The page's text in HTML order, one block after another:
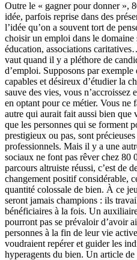
Outre le « gagner pour donner »,
idée, parfois reprise dans des
l’idée qu’on a souvent tort de
choisir un emploi dans le domaine
éducation, associations
vaut quand il y a pléthore de
d’emploi. Supposons par
capables et désireux d’étudier la
sauve des vies, vous n’accroissez
en optant pour ce métier. Vous ne
autre qui aurait fait aussi bien que
que les personnes qui se forment
prestigieux ou pas, sont
professionnels. Mais il y a une
sociaux ne font pas rêver chez 80
parcours altruiste réussi, c’est de
changement positif considérable,
quantité colossale de bien. À ce
seront jamais champions : ils
bénéficiaires à la fois. Un
pourront pas se prévaloir d’avoir
personnes à la fin de leur vie
voudraient repérer et guider les
hyperagents du bien. Un article